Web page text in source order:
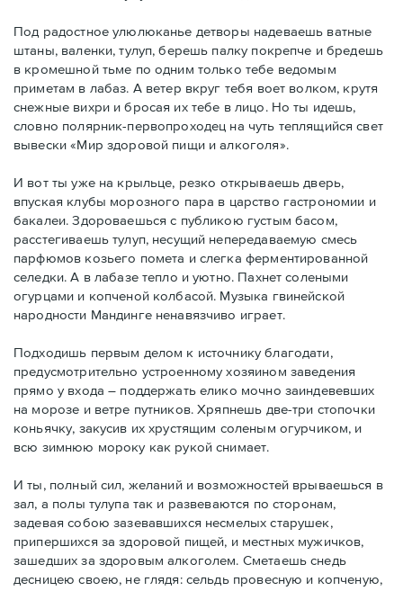
Под радостное улюлюканье детворы надеваешь ватные
штаны, валенки, тулуп, берешь палку покрепче и бредешь
в кромешной тьме по одним только тебе ведомым
приметам в лабаз. А ветер вкруг тебя воет волком, крутя
снежные вихри и бросая их тебе в лицо. Но ты идешь,
словно полярник-первопроходец на чуть теплящийся свет
вывески «Мир здоровой пищи и алкоголя».
И вот ты уже на крыльце, резко открываешь дверь,
впуская клубы морозного пара в царство гастрономии и
бакалеи. Здороваешься с публикою густым басом,
расстегиваешь тулуп, несущий непередаваемую смесь
парфюмов козьего помета и слегка ферментированной
селедки. А в лабазе тепло и уютно. Пахнет солеными
огурцами и копченой колбасой. Музыка гвинейской
народности Мандинге ненавязчиво играет.
Подходишь первым делом к источнику благодати,
предусмотрительно устроенному хозяином заведения
прямо у входа – поддержать елико мочно заиндевевших
на морозе и ветре путников. Хряпнешь две-три стопочки
коньячку, закусив их хрустящим соленым огурчиком, и
всю зимнюю мороку как рукой снимает.
И ты, полный сил, желаний и возможностей врываешься в
зал, а полы тулупа так и развеваются по сторонам,
задевая собою зазевавшихся несмелых старушек,
припершихся за здоровой пищей, и местных мужичков,
зашедших за здоровым алкоголем. Сметаешь снедь
десницею своею, не глядя: сельдь провесную и копченую,